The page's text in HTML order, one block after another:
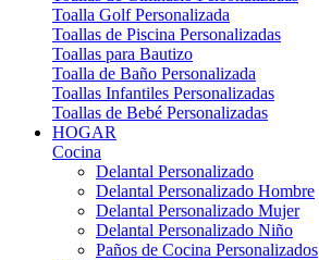
Toalla Golf Personalizada
Toallas de Piscina Personalizadas
Toallas para Bautizo
Toalla de Baño Personalizada
Toallas Infantiles Personalizadas
Toallas de Bebé Personalizadas
HOGAR
Cocina
Delantal Personalizado
Delantal Personalizado Hombre
Delantal Personalizado Mujer
Delantal Personalizado Niño
Paños de Cocina Personalizados